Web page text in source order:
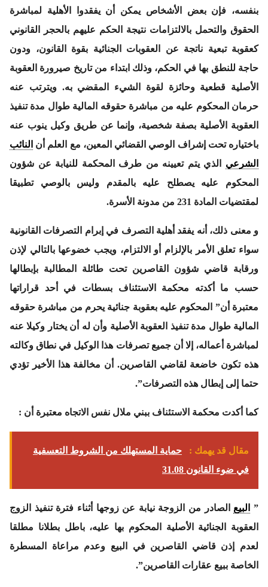
بنفسه، فإن بعض الأشخاص يمكن أن يفقدوا الأهلية لمباشرة
الحقوق والتحمل بالالتزامات نتيجة الحكم عليهم بالحجر القانوني
كعقوبة تبعية ناتجة عن العقوبات الجنائية بقوة القانون، ودون
حاجة للنطق بها في الحكم، وذلك ابتداء من تاريخ صيرورة العقوبة
الأصلية قطعية وحائزة لقوة الشيء المقضي به. ويترتب عنه
حرمان المحكوم عليه من مباشرة حقوقه المالية طوال مدة تنفيذ
العقوبة الأصلية بصفة شخصية، وإنما عن طريق وكيل ينوب عنه
باختياره تحت إشراف الوصي القضائي المعين، مع العلم أن النائب
الشرعي الذي يتم تعيينه من طرف المحكمة للنيابة عن شؤون
المحكوم عليه يصطلح عليه بالمقدم وليس بالوصي تطبيقا
لمقتضيات المادة 231 من مدونة الأسرة.
و معنى ذلك، أنه يفقد أهلية التصرف في إبرام التصرفات القانونية
سواء تعلق الأمر بالإلزام أو الالتزام، ويجب خضوعها بالتالي لإذن
ورقابة قاضي شؤون القاصرين تحت طائلة المطالبة بإبطالها
حسب ما أكدته محكمة الاستئناف بسطات في أحد قراراتها
معتبرة أن” المحكوم عليه بعقوبة جنائية يحرم من مباشرة حقوقه
المالية طوال مدة تنفيذ العقوبة الأصلية وأن له أن يختار وكيلا عنه
لمباشرة أعماله، إلا أن جميع تصرفات هذا الوكيل في نطاق وكالته
هذه تكون خاضعة لقاضي القاصرين. أن مخالفة هذا الأخير تؤدي
حتما إلى إبطال هذه التصرفات”.
كما أكدت محكمة الاستئناف ببني ملال نفس الاتجاه معتبرة أن :
مقال قد يهمك :
حماية المستهلك من الشروط التعسفية
في ضوء القانون 31.08
” البيع الصادر من الزوجة نيابة عن زوجها أثناء فترة تنفيذ الزوج
العقوبة الجنائية الأصلية المحكوم بها عليه، باطل بطلانا مطلقا
لعدم إذن قاضي القاصرين في البيع وعدم مراعاة المسطرة
الخاصة ببيع عقارات القاصرين”.